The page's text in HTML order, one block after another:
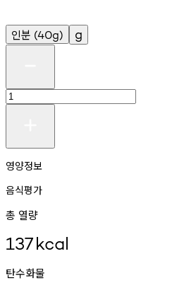
인분 (40g) g
영양정보
음식평가
총 열량
137kcal
탄수화물